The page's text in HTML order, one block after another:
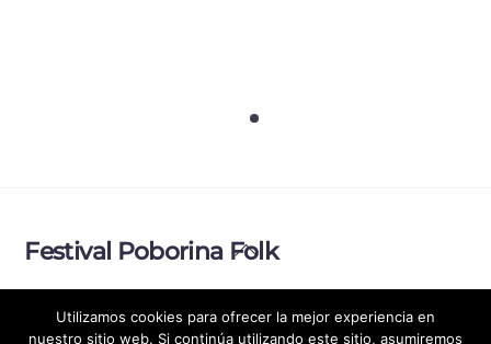
Back
Festival Poborina Folk
Utilizamos cookies para ofrecer la mejor experiencia en
nuestro sitio web. Si continúa utilizando este sitio, asumiremos